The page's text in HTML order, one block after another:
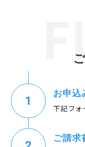
お申込
下記フォ
ご請求